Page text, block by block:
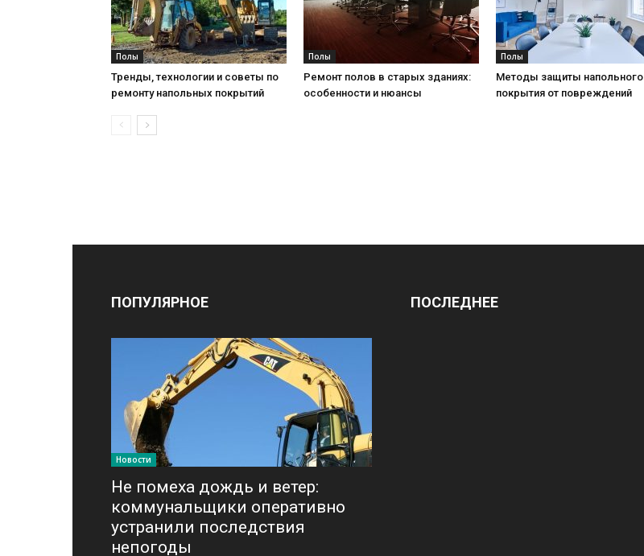
Полы
Тренды, технологии и советы по
ремонту напольных покрытий
Полы
Ремонт полов в старых зданиях:
особенности и нюансы
Полы
Методы защиты напольного
покрытия от повреждений
ПОПУЛЯРНОЕ
Новости
Не помеха дождь и ветер:
коммунальщики оперативно
устранили последствия
непогоды
ПОСЛЕДНЕЕ